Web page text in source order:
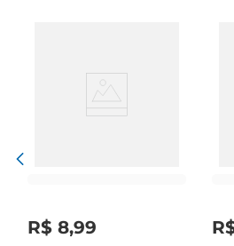
sempre buscando
Dura Rancheiro Café é uma
R$ 8,99